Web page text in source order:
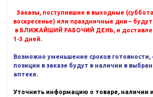
Заказы, поступившие в выходные
воскресенье) или праздничные дни –
в БЛИЖАЙШИЙ РАБОЧИЙ ДЕНЬ, и
1-3 дней.
Возможно уменьшение сроков готовности,
позиции в заказе будут в наличии в
аптеке.
Уточнить информацию о товаре, наличии